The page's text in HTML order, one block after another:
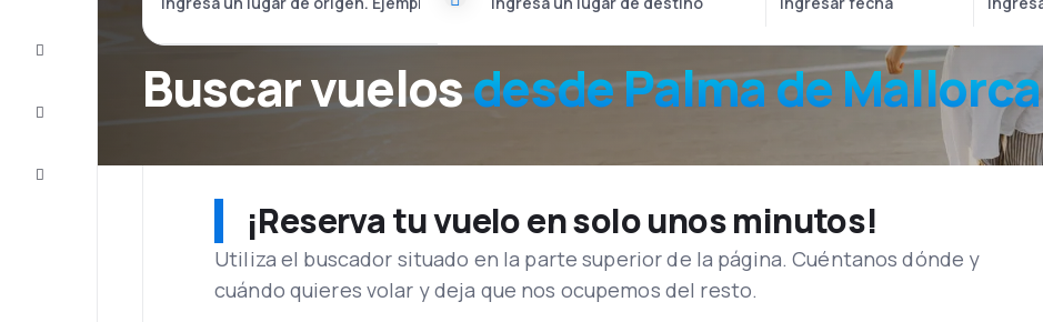
Atención
Buscar vuelosdesde Palma de Mallorca
¡Reserva tu vuelo en solo unos minutos!
Utiliza el buscador situado en la parte superior de la página. Cuéntanos dónde y
cuándo quieres volar y deja que nos ocupemos del resto.